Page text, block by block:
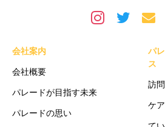
会社案内
会社概要
パレードが目指す未来
パレードの思い
パ
ス
訪
ケ